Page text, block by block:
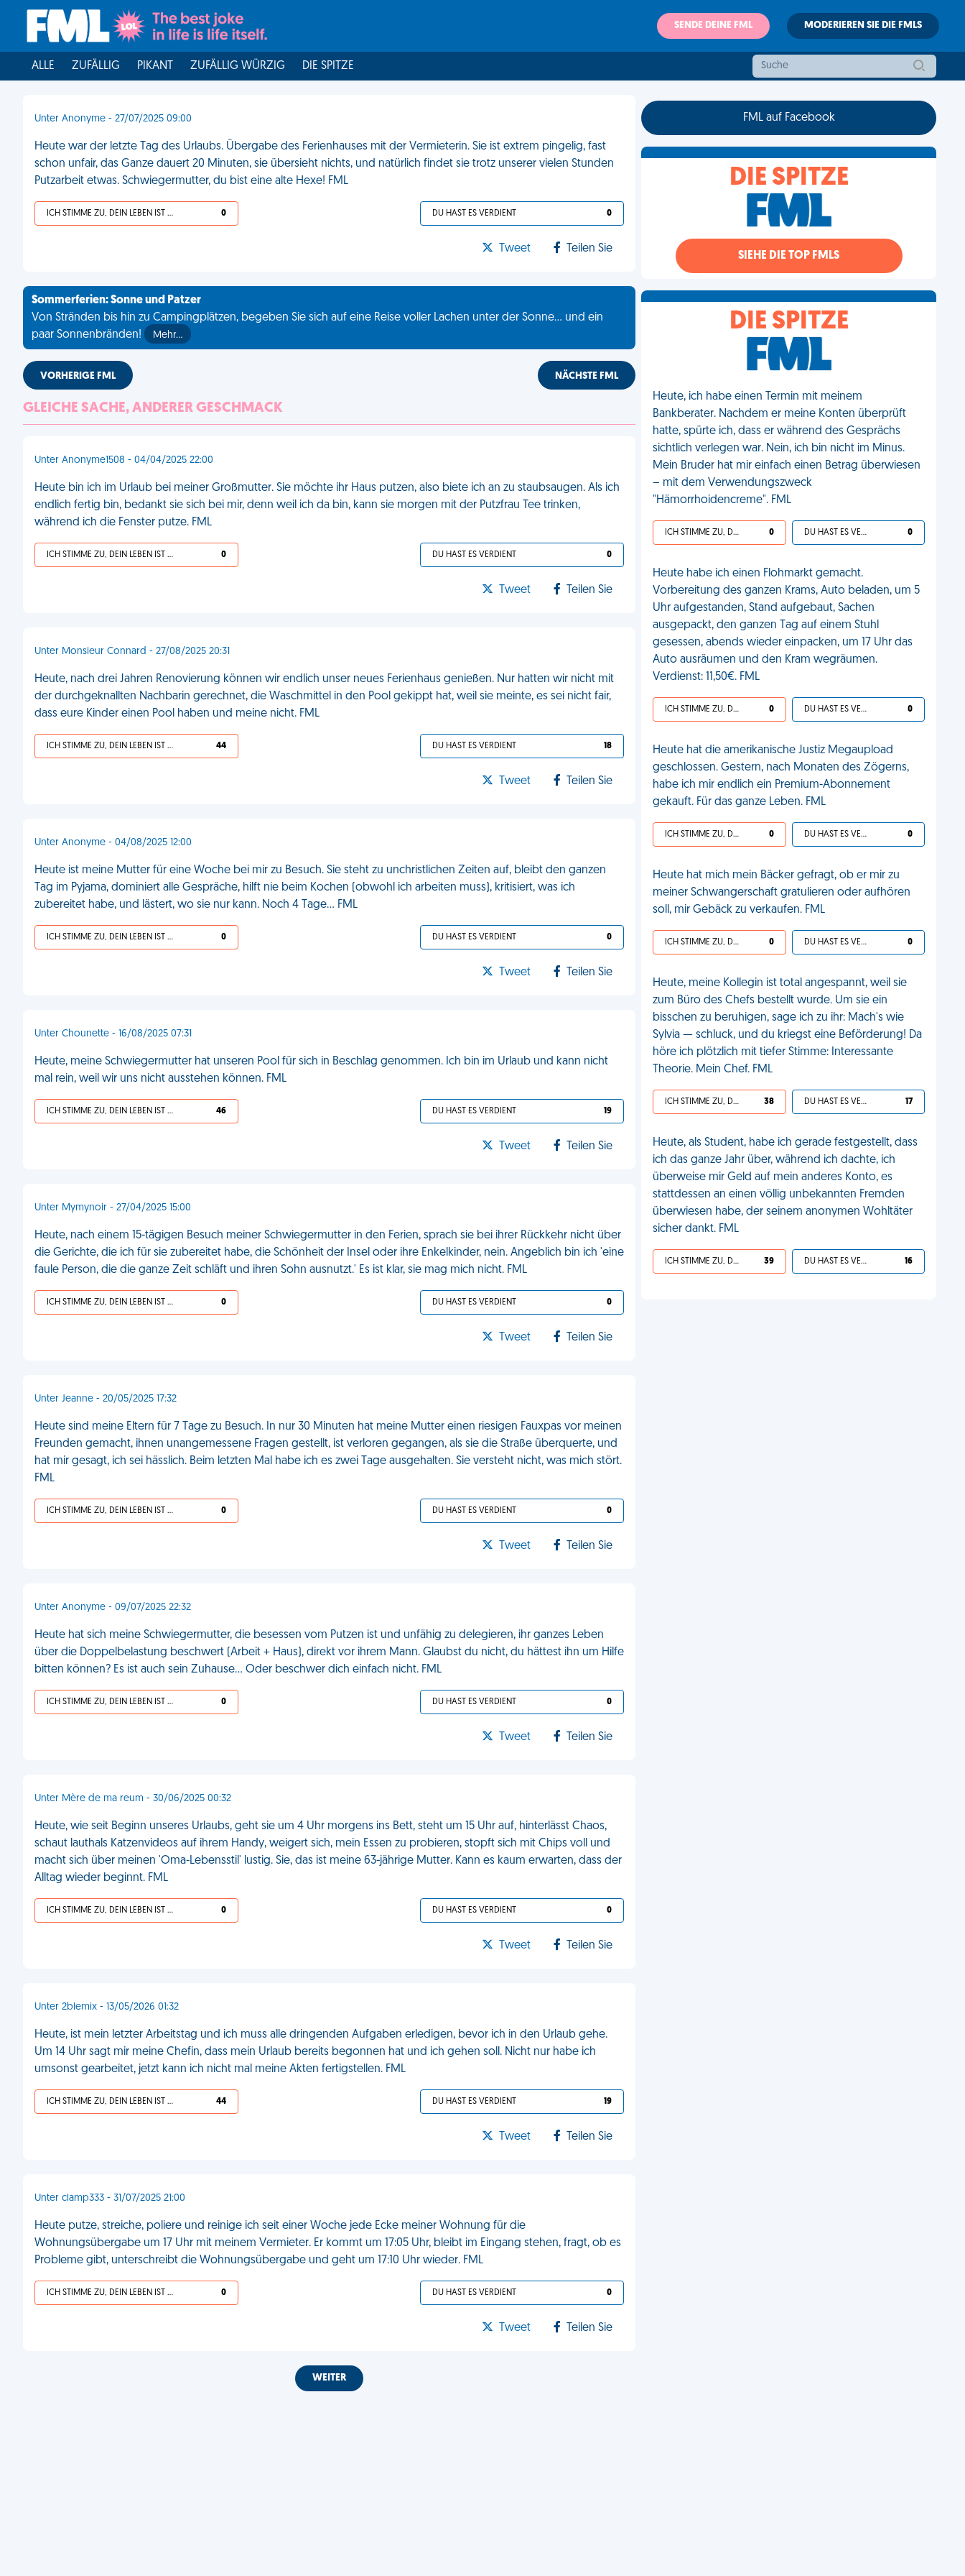
SENDE DEINE FML MODERIEREN SIE DIE FMLS
ALLE ZUFÄLLIG PIKANT ZUFÄLLIG WÜRZIG DIE SPITZE
Unter Anonyme - 27/07/2025 09:00
Heute war der letzte Tag des Urlaubs. Übergabe des Ferienhauses mit der Vermieterin. Sie ist extrem pingelig, fast
schon unfair, das Ganze dauert 20 Minuten, sie übersieht nichts, und natürlich findet sie trotz unserer vielen Stunden
Putzarbeit etwas. Schwiegermutter, du bist eine alte Hexe! FML
ICH STIMME ZU, DEIN LEBEN IST SCHEISSE 0 DU HAST ES VERDIENT 0
Tweet Teilen Sie
Sommerferien: Sonne und Patzer
Von Stränden bis hin zu Campingplätzen, begeben Sie sich auf eine Reise voller Lachen unter der Sonne... und ein
paar Sonnenbränden!
Mehr…
VORHERIGE FML NÄCHSTE FML
GLEICHE SACHE, ANDERER GESCHMACK
Unter Anonyme1508 - 04/04/2025 22:00
Heute bin ich im Urlaub bei meiner Großmutter. Sie möchte ihr Haus putzen, also biete ich an zu staubsaugen. Als ich
endlich fertig bin, bedankt sie sich bei mir, denn weil ich da bin, kann sie morgen mit der Putzfrau Tee trinken,
während ich die Fenster putze. FML
ICH STIMME ZU, DEIN LEBEN IST SCHEISSE 0 DU HAST ES VERDIENT 0
Tweet Teilen Sie
Unter Monsieur Connard - 27/08/2025 20:31
Heute, nach drei Jahren Renovierung können wir endlich unser neues Ferienhaus genießen. Nur hatten wir nicht mit
der durchgeknallten Nachbarin gerechnet, die Waschmittel in den Pool gekippt hat, weil sie meinte, es sei nicht fair,
dass eure Kinder einen Pool haben und meine nicht. FML
ICH STIMME ZU, DEIN LEBEN IST SCHEISSE 44 DU HAST ES VERDIENT 18
Tweet Teilen Sie
Unter Anonyme - 04/08/2025 12:00
Heute ist meine Mutter für eine Woche bei mir zu Besuch. Sie steht zu unchristlichen Zeiten auf, bleibt den ganzen
Tag im Pyjama, dominiert alle Gespräche, hilft nie beim Kochen (obwohl ich arbeiten muss), kritisiert, was ich
zubereitet habe, und lästert, wo sie nur kann. Noch 4 Tage... FML
ICH STIMME ZU, DEIN LEBEN IST SCHEISSE 0 DU HAST ES VERDIENT 0
Tweet Teilen Sie
Unter Chounette - 16/08/2025 07:31
Heute, meine Schwiegermutter hat unseren Pool für sich in Beschlag genommen. Ich bin im Urlaub und kann nicht
mal rein, weil wir uns nicht ausstehen können. FML
ICH STIMME ZU, DEIN LEBEN IST SCHEISSE 46 DU HAST ES VERDIENT 19
Tweet Teilen Sie
Unter Mymynoir - 27/04/2025 15:00
Heute, nach einem 15-tägigen Besuch meiner Schwiegermutter in den Ferien, sprach sie bei ihrer Rückkehr nicht über
die Gerichte, die ich für sie zubereitet habe, die Schönheit der Insel oder ihre Enkelkinder, nein. Angeblich bin ich 'eine
faule Person, die die ganze Zeit schläft und ihren Sohn ausnutzt.' Es ist klar, sie mag mich nicht. FML
ICH STIMME ZU, DEIN LEBEN IST SCHEISSE 0 DU HAST ES VERDIENT 0
Tweet Teilen Sie
Unter Jeanne - 20/05/2025 17:32
Heute sind meine Eltern für 7 Tage zu Besuch. In nur 30 Minuten hat meine Mutter einen riesigen Fauxpas vor meinen
Freunden gemacht, ihnen unangemessene Fragen gestellt, ist verloren gegangen, als sie die Straße überquerte, und
hat mir gesagt, ich sei hässlich. Beim letzten Mal habe ich es zwei Tage ausgehalten. Sie versteht nicht, was mich stört.
FML
ICH STIMME ZU, DEIN LEBEN IST SCHEISSE 0 DU HAST ES VERDIENT 0
Tweet Teilen Sie
Unter Anonyme - 09/07/2025 22:32
Heute hat sich meine Schwiegermutter, die besessen vom Putzen ist und unfähig zu delegieren, ihr ganzes Leben
über die Doppelbelastung beschwert (Arbeit + Haus), direkt vor ihrem Mann. Glaubst du nicht, du hättest ihn um Hilfe
bitten können? Es ist auch sein Zuhause... Oder beschwer dich einfach nicht. FML
ICH STIMME ZU, DEIN LEBEN IST SCHEISSE 0 DU HAST ES VERDIENT 0
Tweet Teilen Sie
Unter Mère de ma reum - 30/06/2025 00:32
Heute, wie seit Beginn unseres Urlaubs, geht sie um 4 Uhr morgens ins Bett, steht um 15 Uhr auf, hinterlässt Chaos,
schaut lauthals Katzenvideos auf ihrem Handy, weigert sich, mein Essen zu probieren, stopft sich mit Chips voll und
macht sich über meinen 'Oma-Lebensstil' lustig. Sie, das ist meine 63-jährige Mutter. Kann es kaum erwarten, dass der
Alltag wieder beginnt. FML
ICH STIMME ZU, DEIN LEBEN IST SCHEISSE 0 DU HAST ES VERDIENT 0
Tweet Teilen Sie
Unter 2blemix - 13/05/2026 01:32
Heute, ist mein letzter Arbeitstag und ich muss alle dringenden Aufgaben erledigen, bevor ich in den Urlaub gehe.
Um 14 Uhr sagt mir meine Chefin, dass mein Urlaub bereits begonnen hat und ich gehen soll. Nicht nur habe ich
umsonst gearbeitet, jetzt kann ich nicht mal meine Akten fertigstellen. FML
ICH STIMME ZU, DEIN LEBEN IST SCHEISSE 44 DU HAST ES VERDIENT 19
Tweet Teilen Sie
Unter clamp333 - 31/07/2025 21:00
Heute putze, streiche, poliere und reinige ich seit einer Woche jede Ecke meiner Wohnung für die
Wohnungsübergabe um 17 Uhr mit meinem Vermieter. Er kommt um 17:05 Uhr, bleibt im Eingang stehen, fragt, ob es
Probleme gibt, unterschreibt die Wohnungsübergabe und geht um 17:10 Uhr wieder. FML
ICH STIMME ZU, DEIN LEBEN IST SCHEISSE 0 DU HAST ES VERDIENT 0
Tweet Teilen Sie
WEITER
FML auf Facebook
DIE SPITZE
SIEHE DIE TOP FMLS
DIE SPITZE
Heute, ich habe einen Termin mit meinem
Bankberater. Nachdem er meine Konten überprüft
hatte, spürte ich, dass er während des Gesprächs
sichtlich verlegen war. Nein, ich bin nicht im Minus.
Mein Bruder hat mir einfach einen Betrag überwiesen
– mit dem Verwendungszweck
"Hämorrhoidencreme". FML
ICH STIMME ZU, DEIN LEBEN IST SCHEISSE 0 DU HAST ES VERDIENT 0
Heute habe ich einen Flohmarkt gemacht.
Vorbereitung des ganzen Krams, Auto beladen, um 5
Uhr aufgestanden, Stand aufgebaut, Sachen
ausgepackt, den ganzen Tag auf einem Stuhl
gesessen, abends wieder einpacken, um 17 Uhr das
Auto ausräumen und den Kram wegräumen.
Verdienst: 11,50€. FML
ICH STIMME ZU, DEIN LEBEN IST SCHEISSE 0 DU HAST ES VERDIENT 0
Heute hat die amerikanische Justiz Megaupload
geschlossen. Gestern, nach Monaten des Zögerns,
habe ich mir endlich ein Premium-Abonnement
gekauft. Für das ganze Leben. FML
ICH STIMME ZU, DEIN LEBEN IST SCHEISSE 0 DU HAST ES VERDIENT 0
Heute hat mich mein Bäcker gefragt, ob er mir zu
meiner Schwangerschaft gratulieren oder aufhören
soll, mir Gebäck zu verkaufen. FML
ICH STIMME ZU, DEIN LEBEN IST SCHEISSE 0 DU HAST ES VERDIENT 0
Heute, meine Kollegin ist total angespannt, weil sie
zum Büro des Chefs bestellt wurde. Um sie ein
bisschen zu beruhigen, sage ich zu ihr: Mach's wie
Sylvia — schluck, und du kriegst eine Beförderung! Da
höre ich plötzlich mit tiefer Stimme: Interessante
Theorie. Mein Chef. FML
ICH STIMME ZU, DEIN LEBEN IST SCHEISSE 38 DU HAST ES VERDIENT 17
Heute, als Student, habe ich gerade festgestellt, dass
ich das ganze Jahr über, während ich dachte, ich
überweise mir Geld auf mein anderes Konto, es
stattdessen an einen völlig unbekannten Fremden
überwiesen habe, der seinem anonymen Wohltäter
sicher dankt. FML
ICH STIMME ZU, DEIN LEBEN IST SCHEISSE 39 DU HAST ES VERDIENT 16